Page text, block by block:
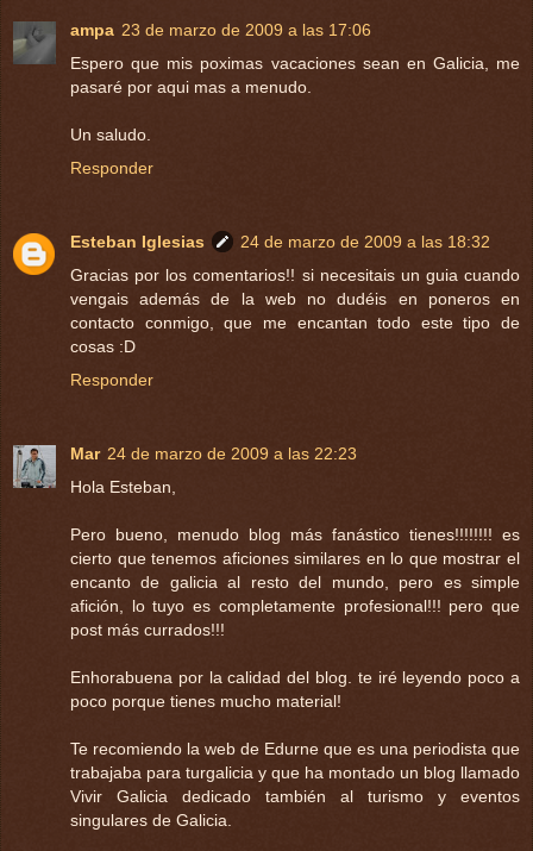
ampa 23 de marzo de 2009 a las 17:06
Espero que mis poximas vacaciones sean en Galicia, me
pasaré por aqui mas a menudo.
Un saludo.
Responder
Esteban Iglesias
24 de marzo de 2009 a las 18:32
Gracias por los comentarios!! si necesitais un guia cuando
vengais además de la web no dudéis en poneros en
contacto conmigo, que me encantan todo este tipo de
cosas :D
Responder
Mar 24 de marzo de 2009 a las 22:23
Hola Esteban,
Pero bueno, menudo blog más fanástico tienes!!!!!!!! es
cierto que tenemos aficiones similares en lo que mostrar el
encanto de galicia al resto del mundo, pero es simple
afición, lo tuyo es completamente profesional!!! pero que
post más currados!!!
Enhorabuena por la calidad del blog. te iré leyendo poco a
poco porque tienes mucho material!
Te recomiendo la web de Edurne que es una periodista que
trabajaba para turgalicia y que ha montado un blog llamado
Vivir Galicia dedicado también al turismo y eventos
singulares de Galicia.